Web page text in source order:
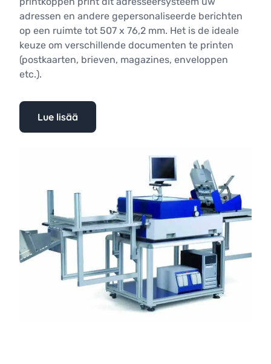
adressen en andere gepersonaliseerde berichten
op een ruimte tot 507 x 76,2 mm. Het is de ideale
keuze om verschillende documenten te printen
(postkaarten, brieven, magazines, enveloppen
etc.).
Lue lisää